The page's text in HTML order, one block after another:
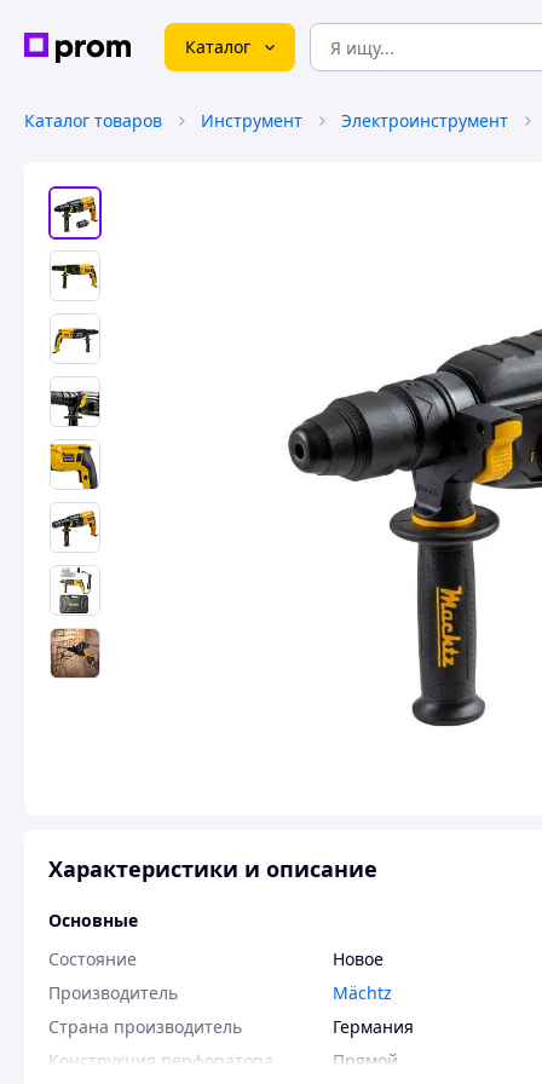
Каталог
Каталог товаров Инструмент Электроинструмент
Характеристики и описание
Основные
Состояние
Новое
Производитель
Mächtz
Страна производитель
Германия
Конструкция перфоратора
Прямой